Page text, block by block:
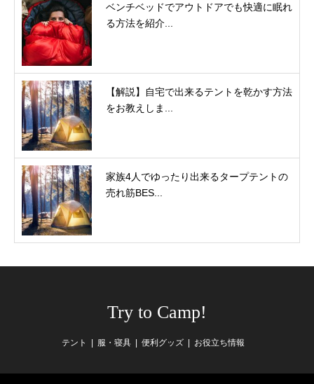
ベンチベッドでアウトドアでも快適に眠れ
る方法を紹介...
【解説】自宅で出来るテントを乾かす方法
をお教えしま...
家族4人でゆったり出来るタープテントの
売れ筋BES...
Try to Camp!
テント 服・寝具 便利グッズ お役立ち情報